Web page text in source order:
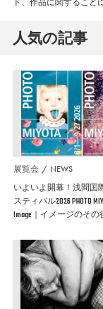
ド、作品に関すること
人気の記事
展覧会 NEWS
いよいよ開幕！浅間国
スティバル2026 PHOTO
Image｜イメージのその